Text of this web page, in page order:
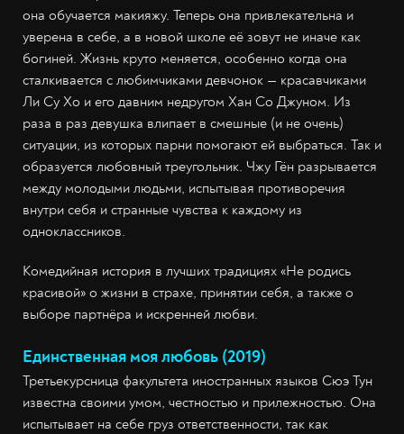
она обучается макияжу. Теперь она привлекательна и
уверена в себе, а в новой школе её зовут не иначе как
богиней. Жизнь круто меняется, особенно когда она
сталкивается с любимчиками девчонок — красавчиками
Ли Су Хо и его давним недругом Хан Со Джуном. Из
раза в раз девушка влипает в смешные (и не очень)
ситуации, из которых парни помогают ей выбраться. Так и
образуется любовный треугольник. Чжу Гён разрывается
между молодыми людьми, испытывая противоречия
внутри себя и странные чувства к каждому из
одноклассников.
Комедийная история в лучших традициях «Не родись
красивой» о жизни в страхе, принятии себя, а также о
выборе партнёра и искренней любви.
Единственная моя любовь (2019)
Третьекурсница факультета иностранных языков Сюэ Тун
известна своими умом, честностью и прилежностью. Она
испытывает на себе груз ответственности, так как